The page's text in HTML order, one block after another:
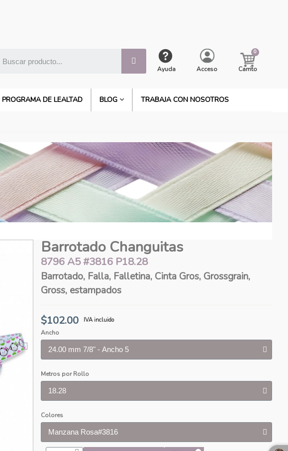
Ayuda Acceso Carrito
PROGRAMA DE LEALTAD BLOG TRABAJA CON NOSOTROS
Barrotado Changuitas
8796 A5 #3816 P18.28
Barrotado, Falla, Falletina, Cinta Gros, Grossgrain,
Gross, estampados
$102.00 IVA incluido
Ancho
Metros por Rollo
Colores